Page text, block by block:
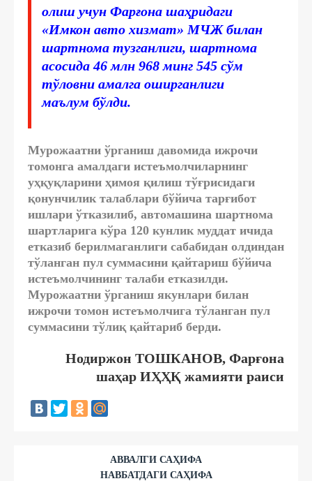
олиш учун Фарғона шаҳридаги
«Имкон авто хизмат» МЧЖ билан
шартнома тузганлиги, шартнома
асосида 46 млн 968 минг 545 сўм
тўловни амалга оширганлиги
маълум бўлди.
Мурожаатни ўрганиш давомида ижрочи
томонга амалдаги истеъмолчиларнинг
уҳқуқларини ҳимоя қилиш тўғрисидаги
қонунчилик талаблари бўйича тарғибот
ишлари ўтказилиб, автомашина шартнома
шартларига кўра 120 кунлик муддат ичида
етказиб берилмаганлиги сабабидан олдиндан
тўланган пул суммасини қайтариш бўйича
истеъмолчининг талаби етказилди.
Мурожаатни ўрганиш якунлари билан
ижрочи томон истеъмолчига тўланган пул
суммасини тўлиқ қайтариб берди.
Нодиржон ТОШКАНОВ, Фарғона
шаҳар ИҲҲҚ жамияти раиси
АВВАЛГИ САҲИФА
НАВБАТДАГИ САҲИФА